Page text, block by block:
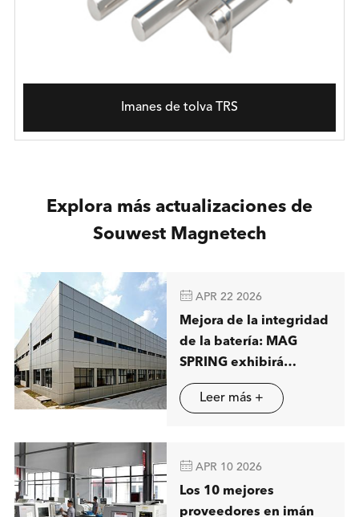
Imanes de tolva TRS
Explora más actualizaciones de
Souwest Magnetech
 APR 22 2026
Mejora de la integridad
de la batería: MAG
SPRING exhibirá
soluciones avanzadas
de separación
Leer más +
 APR 10 2026
Los 10 mejores
proveedores en imán